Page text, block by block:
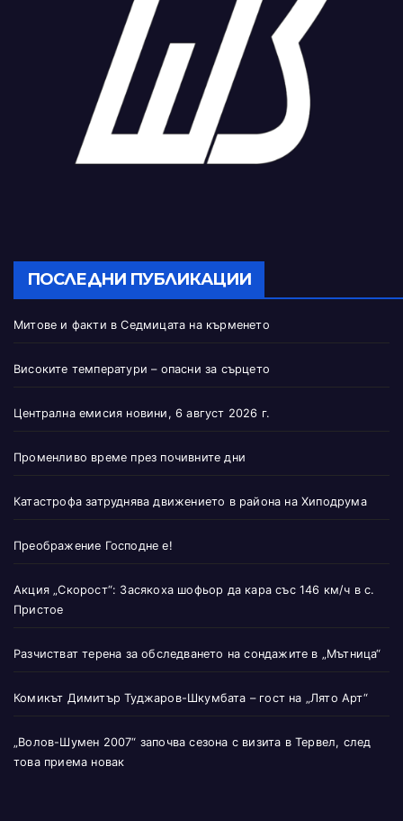
ПОСЛЕДНИ ПУБЛИКАЦИИ
Митове и факти в Седмицата на кърменето
Високите температури – опасни за сърцето
Централна емисия новини, 6 август 2026 г.
Променливо време през почивните дни
Катастрофа затруднява движението в района на Хиподрума
Преображение Господне е!
Акция „Скорост“: Засякоха шофьор да кара със 146 км/ч в с.
Пристое
Разчистват терена за обследването на сондажите в „Мътница“
Комикът Димитър Туджаров-Шкумбата – гост на „Лято Арт“
„Волов-Шумен 2007“ започва сезона с визита в Тервел, след
това приема новак